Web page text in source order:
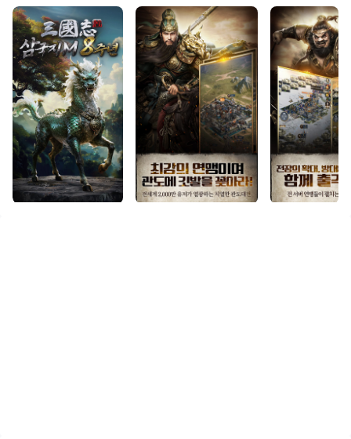
또한 파일 전송 기능을 통해 이미지, 비디오 및 파일을 공유
하는 것도 매우 쉬워집니다.
컴퓨터에서 삼국지M(을)를 다운로드하고 실행하여 큰 화면
과 고화질의 PC 환경에서 즐기세요!
■ 대한민국 No.1 삼국 전략 SLG ■
삼국지 전략 하면 역시 삼국지M이지!
◈ 삼국지M 8주년 대축제 ◈